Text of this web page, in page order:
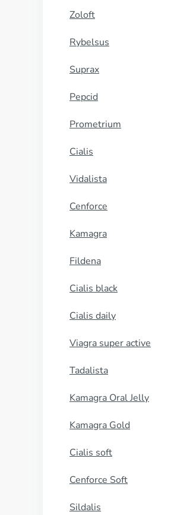
Zoloft
Rybelsus
Suprax
Pepcid
Prometrium
Cialis
Vidalista
Cenforce
Kamagra
Fildena
Cialis black
Cialis daily
Viagra super active
Tadalista
Kamagra Oral Jelly
Kamagra Gold
Cialis soft
Cenforce Soft
Sildalis